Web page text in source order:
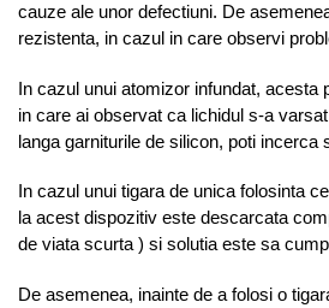
cauze ale unor defectiuni. De
rezistenta, in cazul in care observi
In cazul unui atomizor infundat, acesta
in care ai observat ca lichidul s-a
langa garniturile de silicon, poti incerca
In cazul unui tigara de unica folosinta
la acest dispozitiv este descarcata
de viata scurta ) si solutia este sa
De asemenea, inainte de a folosi o